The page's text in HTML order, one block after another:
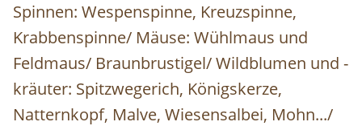
Spinnen: Wespenspinne, Kreuzspinne,
Krabbenspinne/ Mäuse: Wühlmaus und
Feldmaus/ Braunbrustigel/ Wildblumen und -
kräuter: Spitzwegerich, Königskerze,
Natternkopf, Malve, Wiesensalbei, Mohn.../